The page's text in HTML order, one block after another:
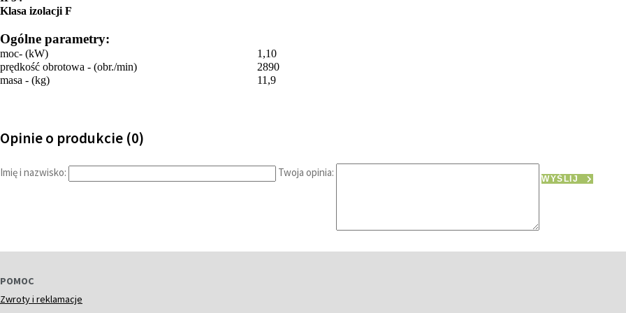
Klasa izolacji F
Ogólne parametry:
moc- (kW)
1,10
prędkość obrotowa - (obr./min)
2890
masa - (kg)
11,9
Opinie o produkcie (0)
Imię i nazwisko: Twoja opinia: WYŚLIJ
POMOC
Zwroty i reklamacje